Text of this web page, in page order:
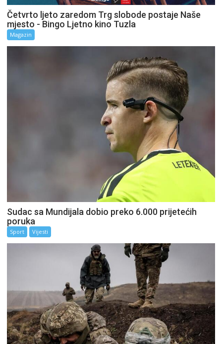
Četvrto ljeto zaredom Trg slobode postaje Naše
mjesto - Bingo Ljetno kino Tuzla
Magazin
Sudac sa Mundijala dobio preko 6.000 prijetećih
poruka
Sport Vijesti